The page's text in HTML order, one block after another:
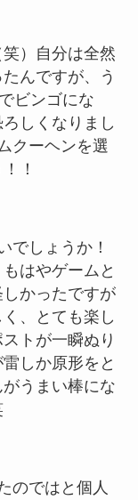
）自分は全然
んですが、う
ビンゴにな
しくなりまし
クーヘンを選
！
でしょうか！
はやゲームと
かったですが
、とても楽し
トが一瞬ぬり
しか原形をと
うまい棒にな
のではと個人